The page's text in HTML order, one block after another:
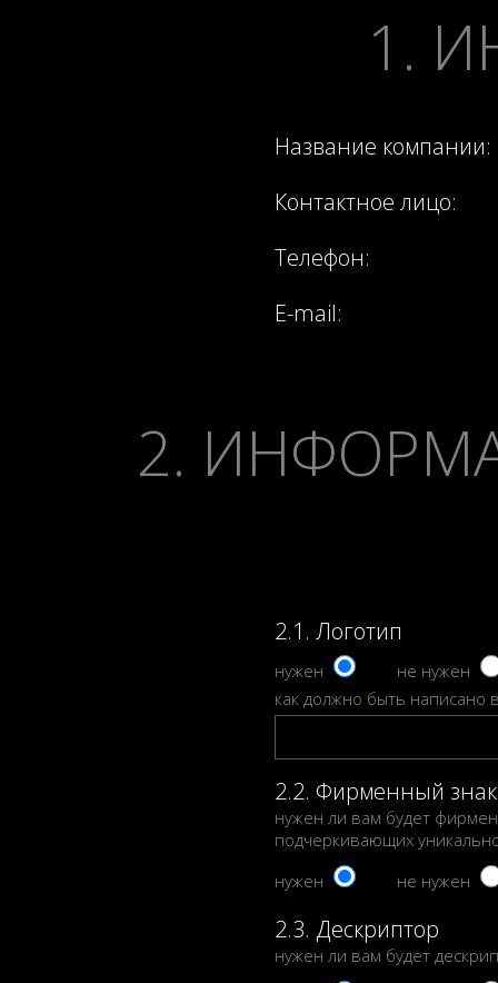
1.
Название компании:
Контактное лицо:
Телефон:
E-mail:
2.
2.1. Логотип
нужен
не нужен
как должно быть написано
2.2. Фирменный знак
нужен ли вам будет
подчеркивающих
нужен
не нужен
2.3. Дескриптор
нужен ли вам будет